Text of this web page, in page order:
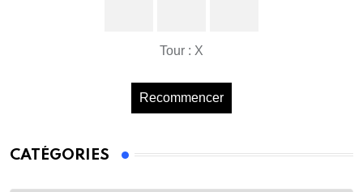
Tour : X
Recommencer
CATÉGORIES